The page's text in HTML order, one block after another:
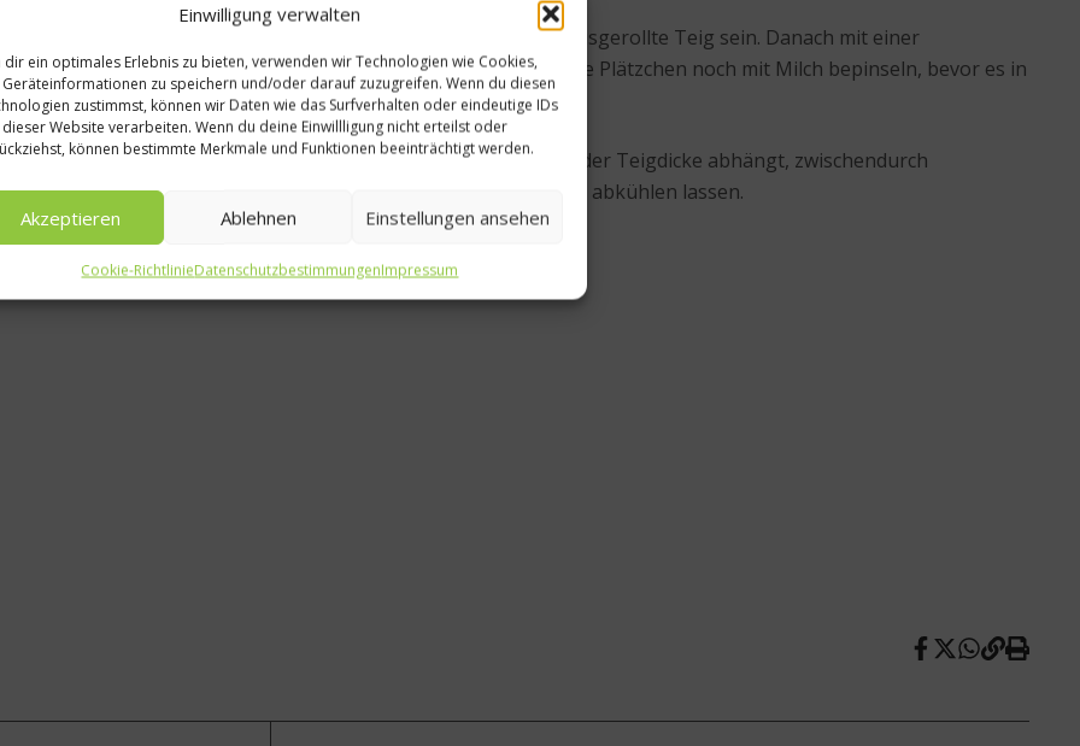
Einwilligung verwalten
dir ein optimales Erlebnis zu bieten, verwenden wir Technologien wie Cookies,
Geräteinformationen zu speichern und/oder darauf zuzugreifen. Wenn du diesen
zustimmst, können wir Daten wie das Surfverhalten oder eindeutige IDs
dieser Website verarbeiten. Wenn du deine Einwillligung nicht erteilst oder
können bestimmte Merkmale und Funktionen beeinträchtigt werden.
Akzeptieren Ablehnen Einstellungen ansehen
Cookie-RichtlinieDatenschutzbestimmungenImpressum
ausrollen. Etwa einen halben Zentimeter dick, sollte der ausgerollte Teig sein. Danach mit einer
auf einem mit Backpapier bedeckten Backblech platzieren. Die Plätzchen noch mit Milch bepinseln, bevor es in
für 10 Minuten in der Röhre. Weil die Backzeit auch von der Teigdicke abhängt, zwischendurch
fertig ist. Im goldbraunen Zustand aus dem Ofen nehmen und abkühlen lassen.
selbstgemachten Spekulatius in der Weihnachtszeit.